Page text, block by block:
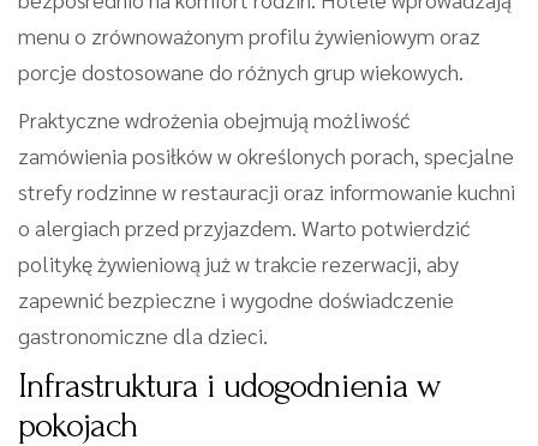
menu o zrównoważonym profilu żywieniowym oraz
porcje dostosowane do różnych grup wiekowych.
Praktyczne wdrożenia obejmują możliwość
zamówienia posiłków w określonych porach, specjalne
strefy rodzinne w restauracji oraz informowanie kuchni
o alergiach przed przyjazdem. Warto potwierdzić
politykę żywieniową już w trakcie rezerwacji, aby
zapewnić bezpieczne i wygodne doświadczenie
gastronomiczne dla dzieci.
Infrastruktura i udogodnienia w
pokojach